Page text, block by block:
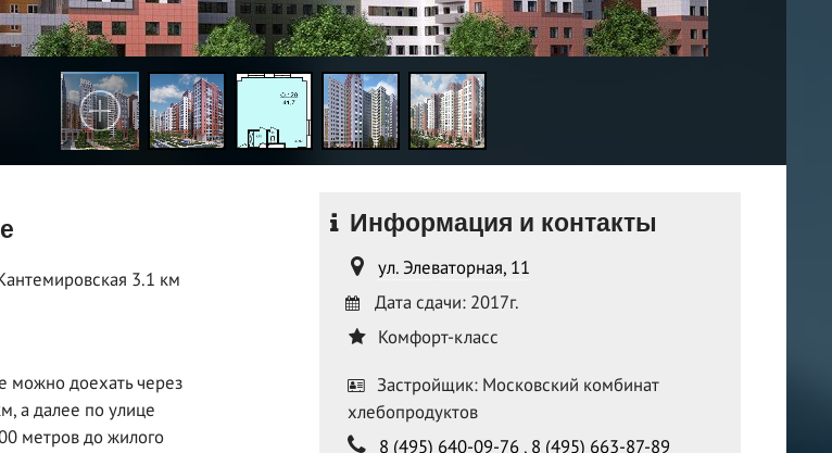
3.1 км
можно доехать через
а далее по улице
метров до жилого
Информация и контакты
ул. Элеваторная, 11
Дата сдачи: 2017г.
Комфорт-класс
Застройщик: Московский комбинат
хлебопродуктов
8 (495) 640-09-76, 8 (495) 663-87-89